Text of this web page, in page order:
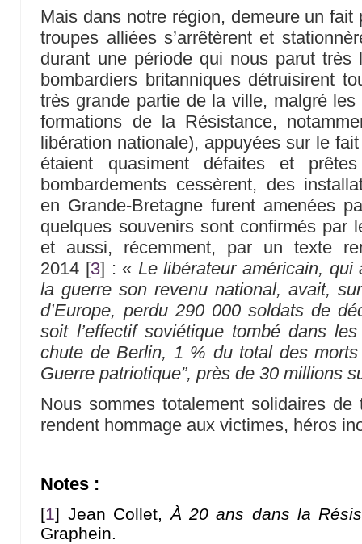
Mais dans notre région, demeure un
troupes alliées s’arrêtèrent et
durant une période qui nous parut très
bombardiers britanniques détruisirent
très grande partie de la ville, malgré
formations de la Résistance,
libération nationale), appuyées sur le
étaient quasiment défaites et
bombardements cessèrent, des
en Grande-Bretagne furent amenées
quelques souvenirs sont confirmés par
et aussi, récemment, par un texte
2014 [3] : « Le libérateur américain,
la guerre son revenu national, avait,
d’Europe, perdu 290 000 soldats de
soit l’effectif soviétique tombé dans
chute de Berlin, 1 % du total des
Guerre patriotique”, près de 30 millions
Nous sommes totalement solidaires de
rendent hommage aux victimes, héros
Notes :
[1] Jean Collet, À 20 ans dans la
Graphein.